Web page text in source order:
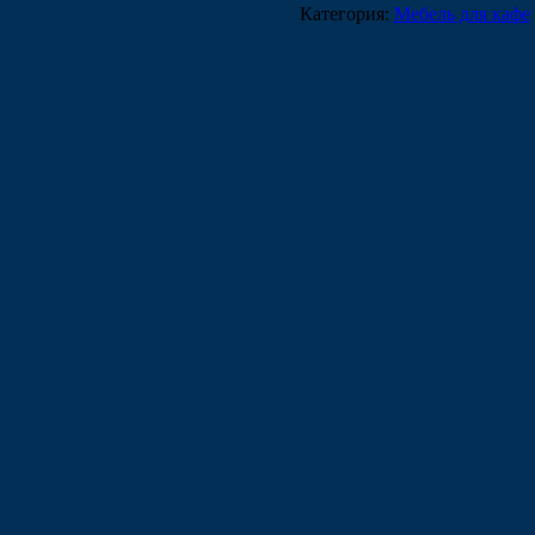
Категория: Мебель для кафе